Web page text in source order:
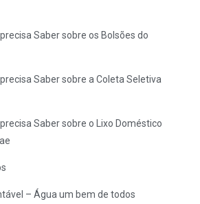
Saber sobre os Bolsões do
Saber sobre a Coleta Seletiva
Saber sobre o Lixo Doméstico
– Água um bem de todos